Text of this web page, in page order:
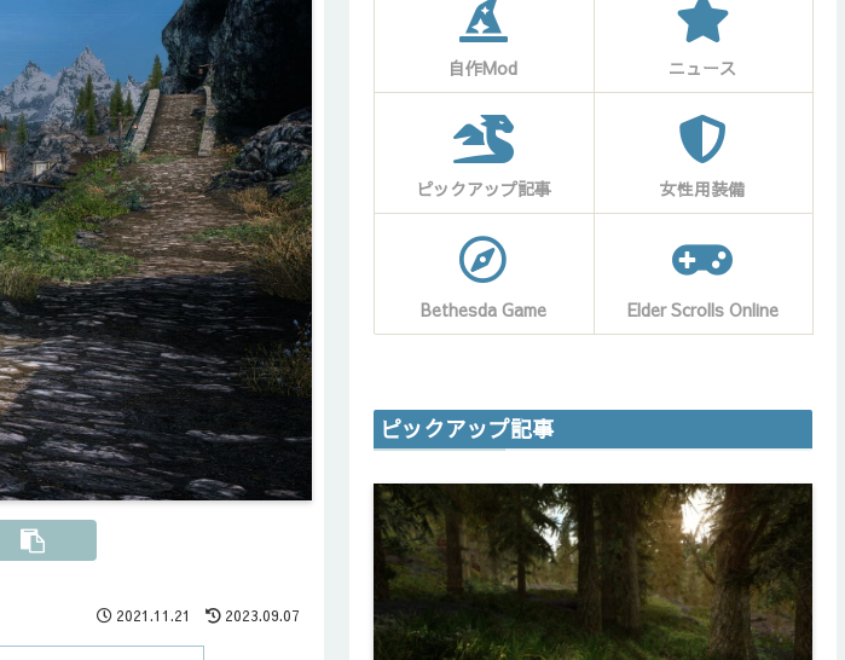
2021.11.21 2023.09.07
自作Mod ニュース
ピックアップ記事 女性用装備
Bethesda Game Elder Scrolls Online
ピックアップ記事